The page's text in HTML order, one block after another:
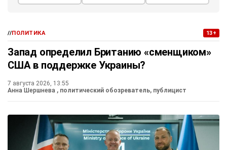
//ПОЛИТИКА 13+
Запад определил Британию «сменщиком»
США в поддержке Украины?
7 августа 2026, 13:55
Анна Шершнева , политический обозреватель, публицист